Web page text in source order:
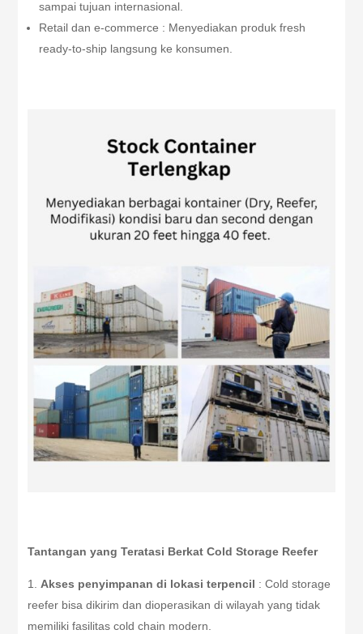
sampai tujuan internasional.
Retail dan e-commerce : Menyediakan produk fresh
ready-to-ship langsung ke konsumen.
Tantangan yang Teratasi Berkat Cold Storage Reefer
Akses penyimpanan di lokasi terpencil : Cold storage
reefer bisa dikirim dan dioperasikan di wilayah yang tidak
memiliki fasilitas cold chain modern.